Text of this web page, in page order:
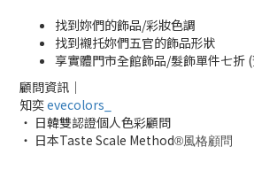
找到妳們的飾品/彩妝色調
找到襯托妳們五官的飾品形狀
享實體門市全館飾品/髮飾單件七折
顧問資訊 │
知奕evecolors_
‧ 日韓雙認證個人色彩顧問
‧ 日本Taste Scale Method®風格顧問